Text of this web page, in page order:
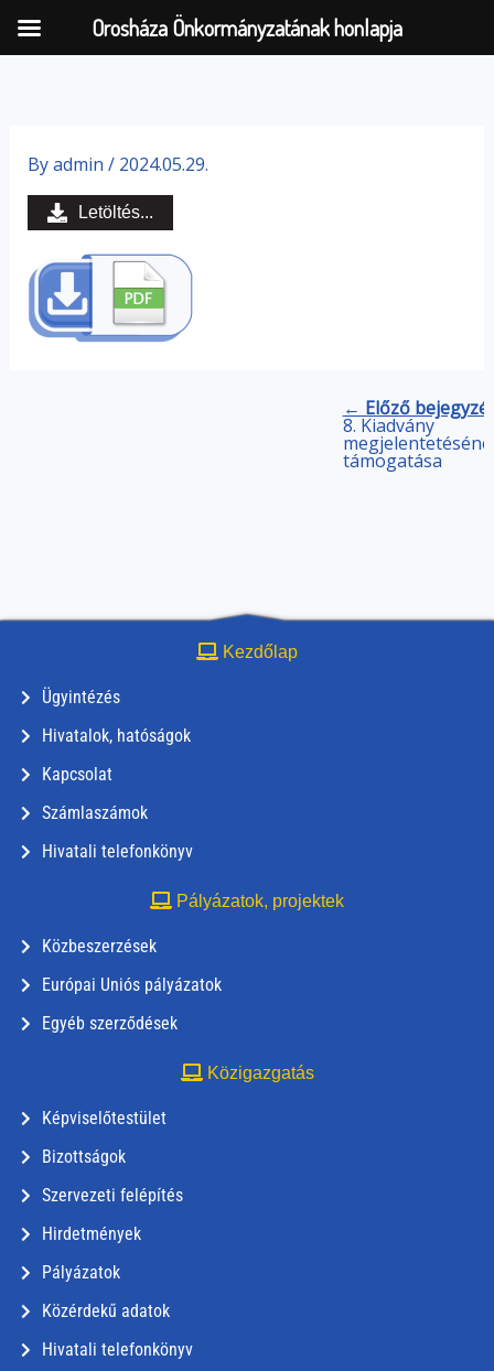
content
Byadmin / 2024.05.29.
Letöltés...
← Előző
8. Kiadvány
támogatása
Kezdőlap
Ügyintézés
Hivatalok, hatóságok
Kapcsolat
Számlaszámok
Hivatali telefonkönyv
Pályázatok, projektek
Közbeszerzések
Európai Uniós pályázatok
Egyéb szerződések
Közigazgatás
Képviselőtestület
Bizottságok
Szervezeti felépítés
Hirdetmények
Pályázatok
Közérdekű adatok
Hivatali telefonkönyv
Orosháza Önkormányzatának honlapja